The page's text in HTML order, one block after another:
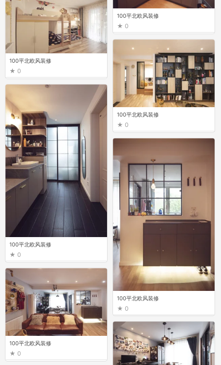
100平北欧风装修
0
100平北欧风装修
0
100平北欧风装修
0
100平北欧风装修
0
100平北欧风装修
0
100平北欧风装修
0